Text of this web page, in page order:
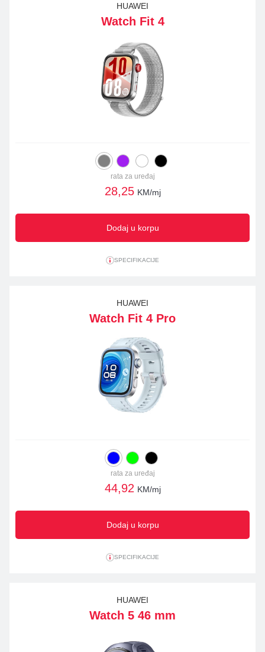
HUAWEI
Watch Fit 4
rata za uređaj
28,25 KM/mj
Dodaj u korpu
SPECIFIKACIJE
HUAWEI
Watch Fit 4 Pro
rata za uređaj
44,92 KM/mj
Dodaj u korpu
SPECIFIKACIJE
HUAWEI
Watch 5 46 mm